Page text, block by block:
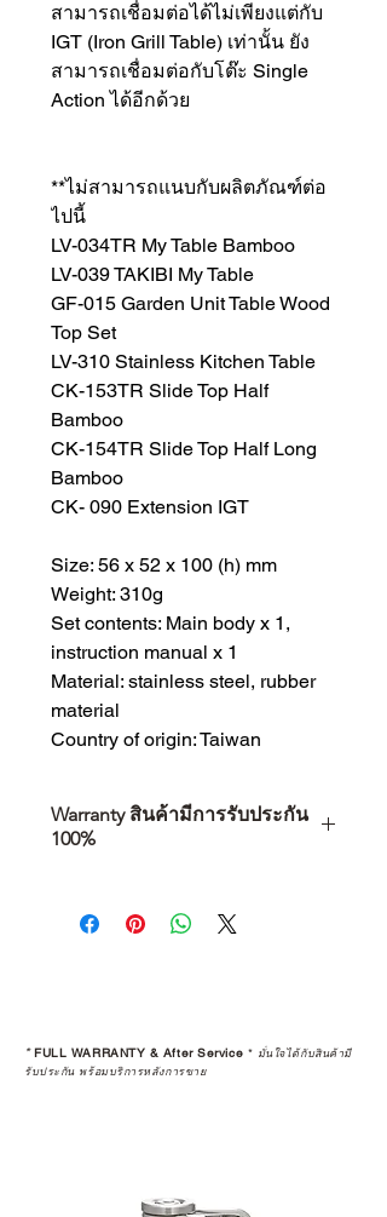
สามารถเชื่อมต่อได้ไม่เพียงแต่กับ
IGT (Iron Grill Table) เท่านั้น ยัง
สามารถเชื่อมต่อกับโต๊ะ Single
Action ได้อีกด้วย
**ไม่สามารถแนบกับผลิตภัณฑ์ต่อ
ไปนี้
LV-034TR My Table Bamboo
LV-039 TAKIBI My Table
GF-015 Garden Unit Table Wood
Top Set
LV-310 Stainless Kitchen Table
CK-153TR Slide Top Half
Bamboo
CK-154TR Slide Top Half Long
Bamboo
CK- 090 Extension IGT
Size: 56 x 52 x 100 (h) mm
Weight: 310g
Set contents: Main body x 1,
instruction manual x 1
Material: stainless steel, rubber
material
Country of origin: Taiwan
Warranty สินค้ามีการรับประกัน
100%
คุณตัดสินใจซื้อ แต่รวมไปถึง
“ประสบการณ์หลังการใช้งาน” ใน
STUDIO และร้านตัวแทนจำหน่ายที่
ได้รับการแต่งตั้งอย่างเป็นทางการ จะ
หรือการแก้ไขปัญหาที่อาจเกิดขึ้นใน
*FULL WARRANTY & After Service * มั่นใจได้กับสินค้ามี
รับประกัน พร้อมบริการหลังการขาย